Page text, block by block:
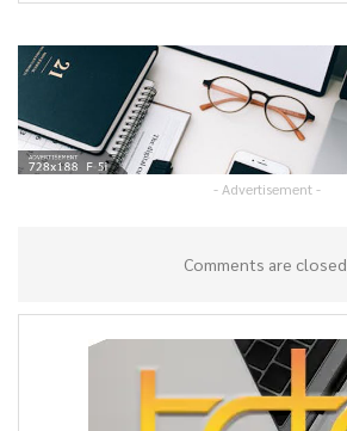
- Advertisement -
Comments are